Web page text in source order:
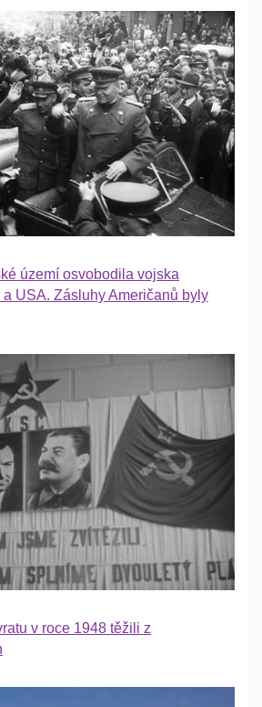
území osvobodila vojska
USA. Zásluhy Američanů byly
v roce 1948 těžili z